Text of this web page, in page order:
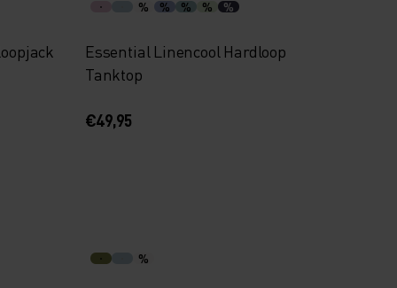
% % % % %
Essential Linencool Hardloop
Tanktop
€49,95
%